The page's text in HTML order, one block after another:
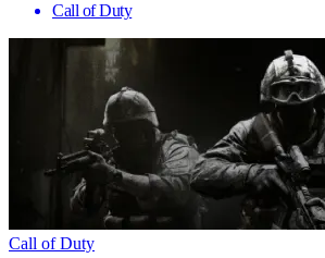
Call of Duty
Call of Duty